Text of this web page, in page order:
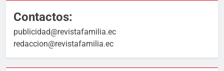
Contactos:
publicidad@revistafamilia.ec
redaccion@revistafamilia.ec